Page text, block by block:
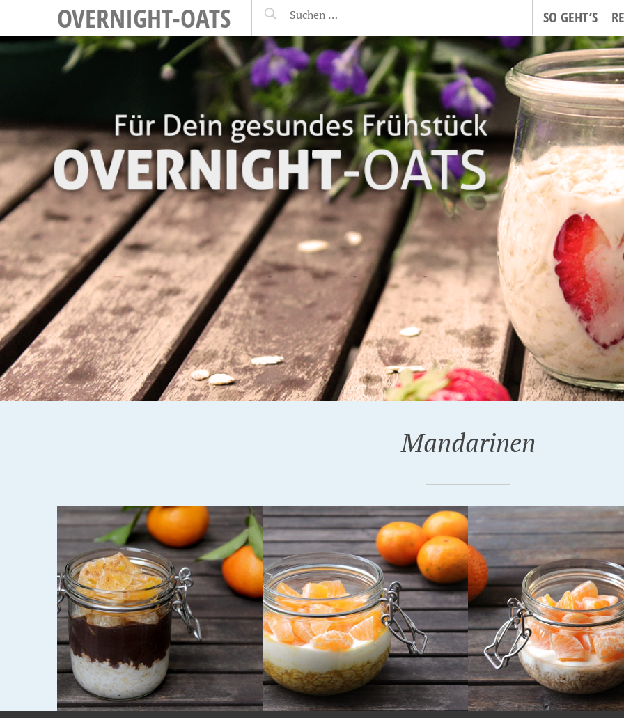
OVERNIGHT-OATS SO GEHT’S
Mandarinen
13. NOVEMBER 2016
SCHLANKE OVERNIGHT
OATS MIT
MANDARINEN
3. JANUAR 2016
SCHLANKE VORSÄTZE-
OATS
30. NOVEMBER 2014
NUTELLA-PORRIDGE
MIT MANDARINEN
HASELNÜSSEN